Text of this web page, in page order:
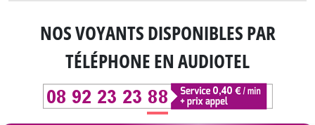
NOS VOYANTS DISPONIBLESPAR
TÉLÉPHONE EN AUDIOTEL